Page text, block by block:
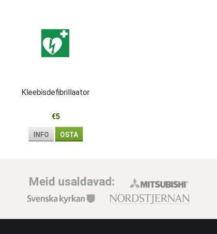
Kleebisdefibrillaator
€5
INFO OSTA
Meid usaldavad: